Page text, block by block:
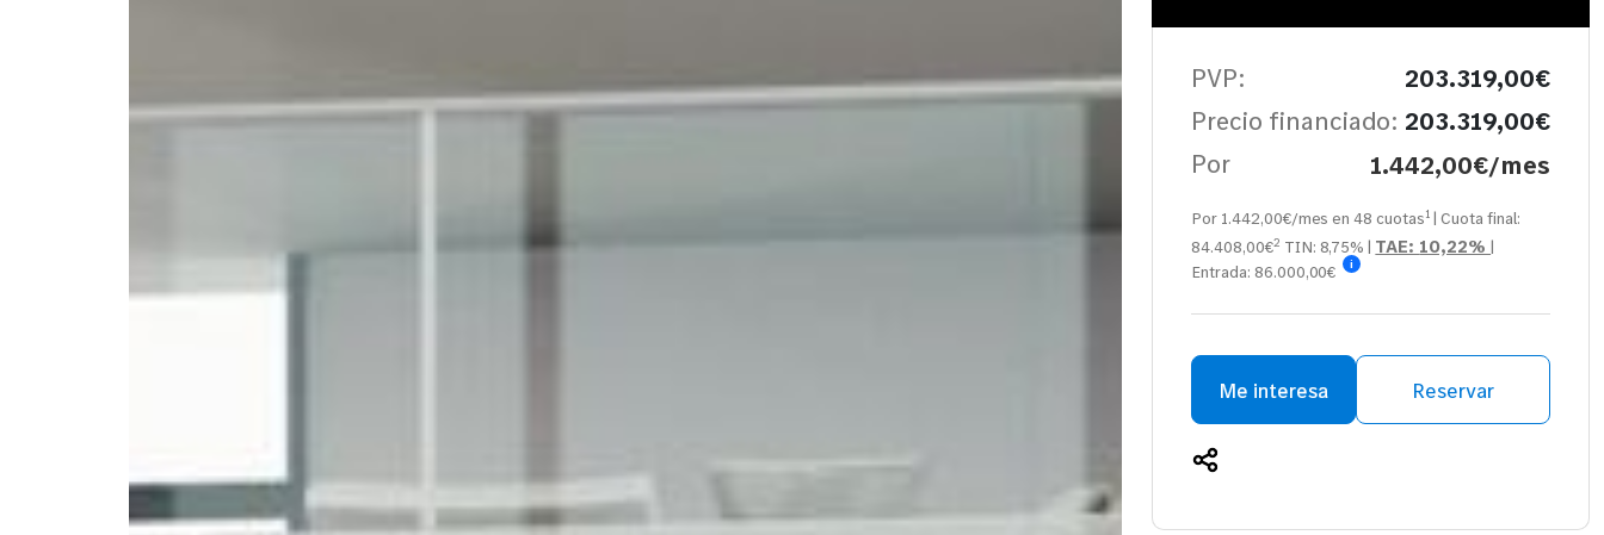
PVP:
203.319,00€
Precio financiado: 203.319,00€
Por
1.442,00€/mes
Por 1.442,00€/mes en48 cuotas1 | Cuota final:
84.408,00€2 TIN: 8,75%| TAE: 10,22%|
Entrada: 86.000,00€ i
Me interesa Reservar